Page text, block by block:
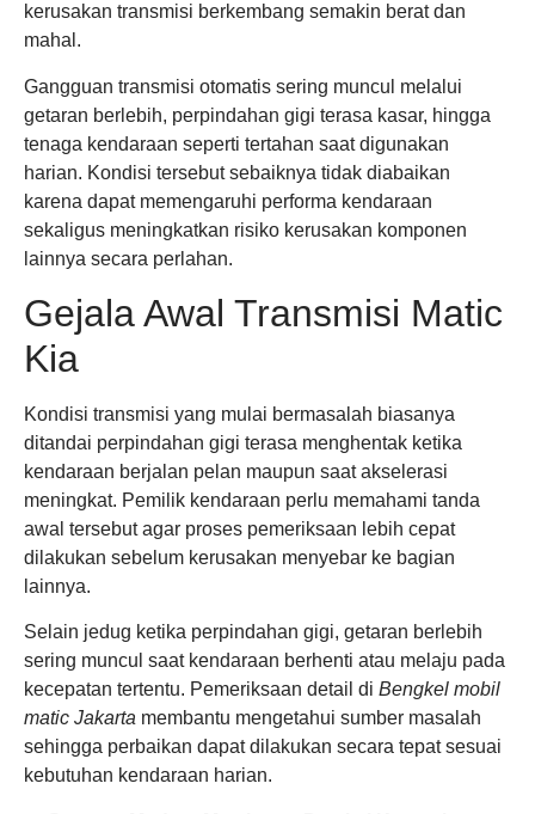
kerusakan transmisi berkembang semakin berat dan
mahal.
Gangguan transmisi otomatis sering muncul melalui
getaran berlebih, perpindahan gigi terasa kasar, hingga
tenaga kendaraan seperti tertahan saat digunakan
harian. Kondisi tersebut sebaiknya tidak diabaikan
karena dapat memengaruhi performa kendaraan
sekaligus meningkatkan risiko kerusakan komponen
lainnya secara perlahan.
Gejala Awal Transmisi Matic
Kia
Kondisi transmisi yang mulai bermasalah biasanya
ditandai perpindahan gigi terasa menghentak ketika
kendaraan berjalan pelan maupun saat akselerasi
meningkat. Pemilik kendaraan perlu memahami tanda
awal tersebut agar proses pemeriksaan lebih cepat
dilakukan sebelum kerusakan menyebar ke bagian
lainnya.
Selain jedug ketika perpindahan gigi, getaran berlebih
sering muncul saat kendaraan berhenti atau melaju pada
kecepatan tertentu. Pemeriksaan detail di Bengkel mobil
matic Jakarta membantu mengetahui sumber masalah
sehingga perbaikan dapat dilakukan secara tepat sesuai
kebutuhan kendaraan harian.